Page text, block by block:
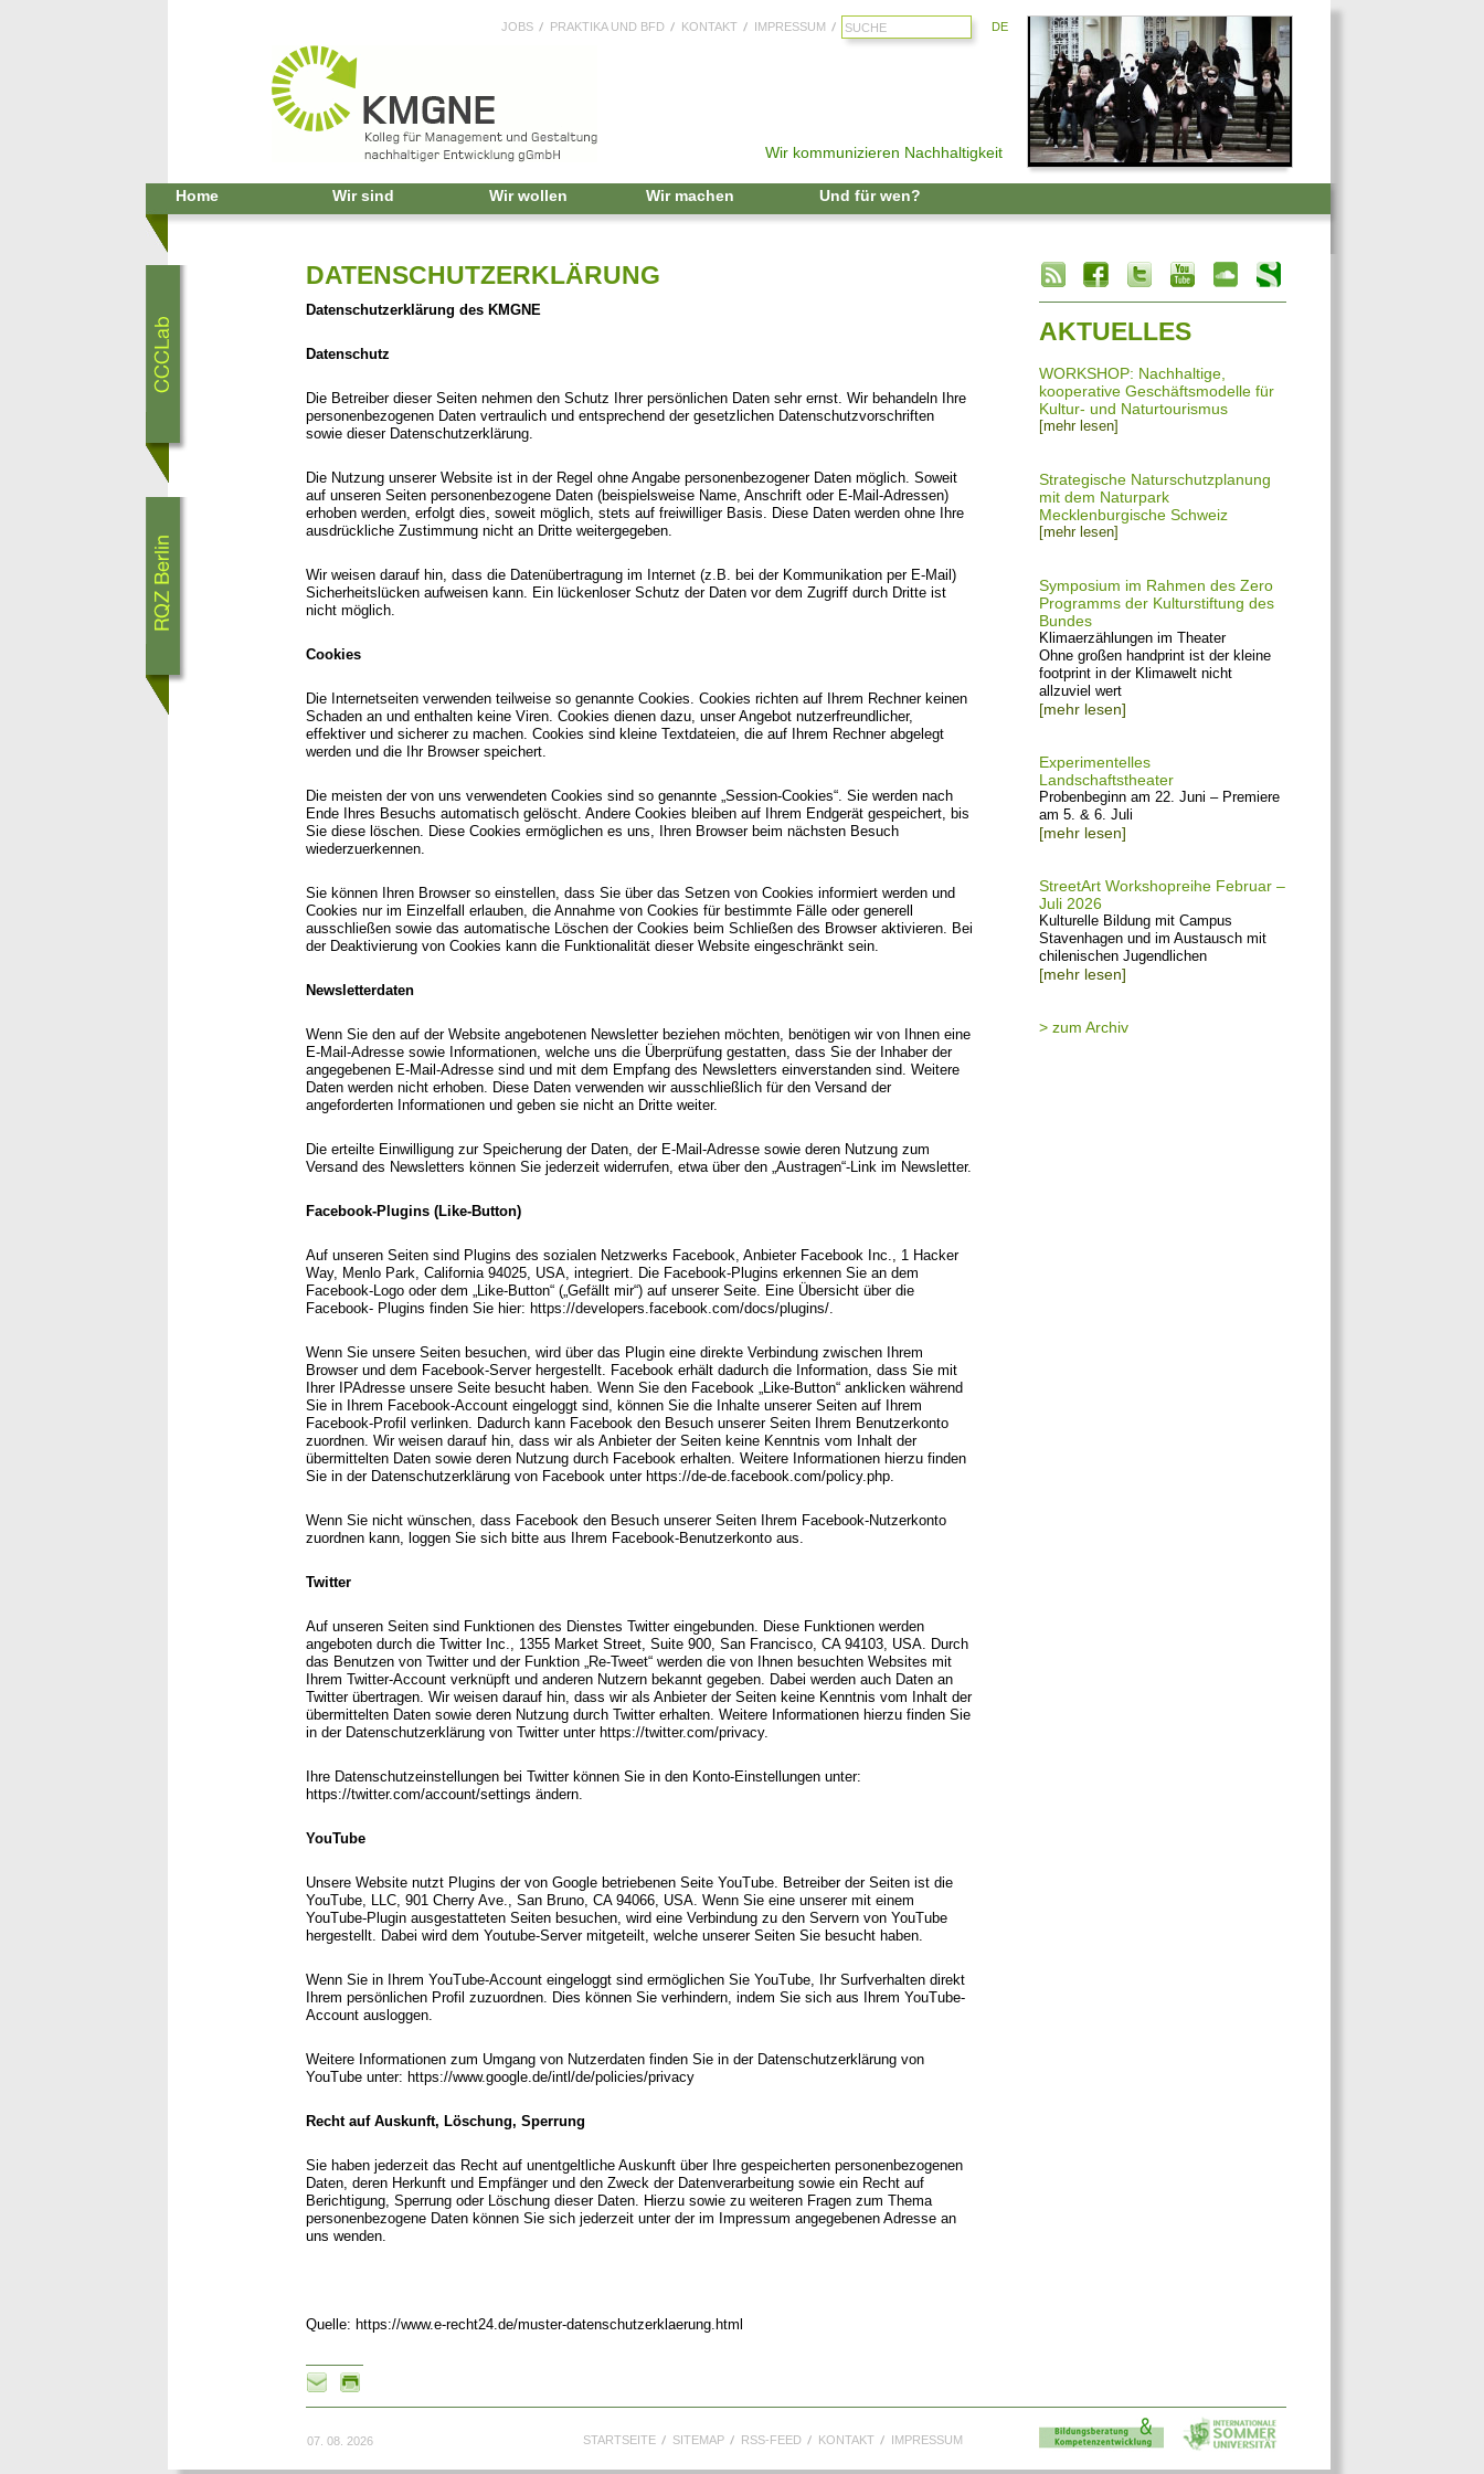
Wir kommunizieren Nachhaltigkeit
JOBS PRAKTIKA UND BFD KONTAKT IMPRESSUM DE
info heading
Zum Inhalt springen
Home Wir sind Wir wollen Wir machen Und für wen?
DATENSCHUTZERKLÄRUNG
Datenschutzerklärung des KMGNE
Datenschutz
Die Betreiber dieser Seiten nehmen den Schutz Ihrer persönlichen Daten sehr ernst. Wir behandeln Ihre
personenbezogenen Daten vertraulich und entsprechend der gesetzlichen Datenschutzvorschriften
sowie dieser Datenschutzerklärung.
Die Nutzung unserer Website ist in der Regel ohne Angabe personenbezogener Daten möglich. Soweit
auf unseren Seiten personenbezogene Daten (beispielsweise Name, Anschrift oder E-Mail-Adressen)
erhoben werden, erfolgt dies, soweit möglich, stets auf freiwilliger Basis. Diese Daten werden ohne Ihre
ausdrückliche Zustimmung nicht an Dritte weitergegeben.
Wir weisen darauf hin, dass die Datenübertragung im Internet (z.B. bei der Kommunikation per E-Mail)
Sicherheitslücken aufweisen kann. Ein lückenloser Schutz der Daten vor dem Zugriff durch Dritte ist
nicht möglich.
Cookies
Die Internetseiten verwenden teilweise so genannte Cookies. Cookies richten auf Ihrem Rechner keinen
Schaden an und enthalten keine Viren. Cookies dienen dazu, unser Angebot nutzerfreundlicher,
effektiver und sicherer zu machen. Cookies sind kleine Textdateien, die auf Ihrem Rechner abgelegt
werden und die Ihr Browser speichert.
Die meisten der von uns verwendeten Cookies sind so genannte „Session-Cookies“. Sie werden nach
Ende Ihres Besuchs automatisch gelöscht. Andere Cookies bleiben auf Ihrem Endgerät gespeichert, bis
Sie diese löschen. Diese Cookies ermöglichen es uns, Ihren Browser beim nächsten Besuch
wiederzuerkennen.
Sie können Ihren Browser so einstellen, dass Sie über das Setzen von Cookies informiert werden und
Cookies nur im Einzelfall erlauben, die Annahme von Cookies für bestimmte Fälle oder generell
ausschließen sowie das automatische Löschen der Cookies beim Schließen des Browser aktivieren. Bei
der Deaktivierung von Cookies kann die Funktionalität dieser Website eingeschränkt sein.
Newsletterdaten
Wenn Sie den auf der Website angebotenen Newsletter beziehen möchten, benötigen wir von Ihnen eine
E-Mail-Adresse sowie Informationen, welche uns die Überprüfung gestatten, dass Sie der Inhaber der
angegebenen E-Mail-Adresse sind und mit dem Empfang des Newsletters einverstanden sind. Weitere
Daten werden nicht erhoben. Diese Daten verwenden wir ausschließlich für den Versand der
angeforderten Informationen und geben sie nicht an Dritte weiter.
Die erteilte Einwilligung zur Speicherung der Daten, der E-Mail-Adresse sowie deren Nutzung zum
Versand des Newsletters können Sie jederzeit widerrufen, etwa über den „Austragen“-Link im Newsletter.
Facebook-Plugins (Like-Button)
Auf unseren Seiten sind Plugins des sozialen Netzwerks Facebook, Anbieter Facebook Inc., 1 Hacker
Way, Menlo Park, California 94025, USA, integriert. Die Facebook-Plugins erkennen Sie an dem
Facebook-Logo oder dem „Like-Button“ („Gefällt mir“) auf unserer Seite. Eine Übersicht über die
Facebook- Plugins finden Sie hier: https://developers.facebook.com/docs/plugins/.
Wenn Sie unsere Seiten besuchen, wird über das Plugin eine direkte Verbindung zwischen Ihrem
Browser und dem Facebook-Server hergestellt. Facebook erhält dadurch die Information, dass Sie mit
Ihrer IPAdresse unsere Seite besucht haben. Wenn Sie den Facebook „Like-Button“ anklicken während
Sie in Ihrem Facebook-Account eingeloggt sind, können Sie die Inhalte unserer Seiten auf Ihrem
Facebook-Profil verlinken. Dadurch kann Facebook den Besuch unserer Seiten Ihrem Benutzerkonto
zuordnen. Wir weisen darauf hin, dass wir als Anbieter der Seiten keine Kenntnis vom Inhalt der
übermittelten Daten sowie deren Nutzung durch Facebook erhalten. Weitere Informationen hierzu finden
Sie in der Datenschutzerklärung von Facebook unter https://de-de.facebook.com/policy.php.
Wenn Sie nicht wünschen, dass Facebook den Besuch unserer Seiten Ihrem Facebook-Nutzerkonto
zuordnen kann, loggen Sie sich bitte aus Ihrem Facebook-Benutzerkonto aus.
Twitter
Auf unseren Seiten sind Funktionen des Dienstes Twitter eingebunden. Diese Funktionen werden
angeboten durch die Twitter Inc., 1355 Market Street, Suite 900, San Francisco, CA 94103, USA. Durch
das Benutzen von Twitter und der Funktion „Re-Tweet“ werden die von Ihnen besuchten Websites mit
Ihrem Twitter-Account verknüpft und anderen Nutzern bekannt gegeben. Dabei werden auch Daten an
Twitter übertragen. Wir weisen darauf hin, dass wir als Anbieter der Seiten keine Kenntnis vom Inhalt der
übermittelten Daten sowie deren Nutzung durch Twitter erhalten. Weitere Informationen hierzu finden Sie
in der Datenschutzerklärung von Twitter unter https://twitter.com/privacy.
Ihre Datenschutzeinstellungen bei Twitter können Sie in den Konto-Einstellungen unter:
https://twitter.com/account/settings ändern.
YouTube
Unsere Website nutzt Plugins der von Google betriebenen Seite YouTube. Betreiber der Seiten ist die
YouTube, LLC, 901 Cherry Ave., San Bruno, CA 94066, USA. Wenn Sie eine unserer mit einem
YouTube-Plugin ausgestatteten Seiten besuchen, wird eine Verbindung zu den Servern von YouTube
hergestellt. Dabei wird dem Youtube-Server mitgeteilt, welche unserer Seiten Sie besucht haben.
Wenn Sie in Ihrem YouTube-Account eingeloggt sind ermöglichen Sie YouTube, Ihr Surfverhalten direkt
Ihrem persönlichen Profil zuzuordnen. Dies können Sie verhindern, indem Sie sich aus Ihrem YouTube-
Account ausloggen.
Weitere Informationen zum Umgang von Nutzerdaten finden Sie in der Datenschutzerklärung von
YouTube unter: https://www.google.de/intl/de/policies/privacy
Recht auf Auskunft, Löschung, Sperrung
Sie haben jederzeit das Recht auf unentgeltliche Auskunft über Ihre gespeicherten personenbezogenen
Daten, deren Herkunft und Empfänger und den Zweck der Datenverarbeitung sowie ein Recht auf
Berichtigung, Sperrung oder Löschung dieser Daten. Hierzu sowie zu weiteren Fragen zum Thema
personenbezogene Daten können Sie sich jederzeit unter der im Impressum angegebenen Adresse an
uns wenden.
Quelle: https://www.e-recht24.de/muster-datenschutzerklaerung.html
AKTUELLES
WORKSHOP: Nachhaltige,
kooperative Geschäftsmodelle für
Kultur- und Naturtourismus
[mehr lesen]
Strategische Naturschutzplanung
mit dem Naturpark
Mecklenburgische Schweiz
[mehr lesen]
Symposium im Rahmen des Zero
Programms der Kulturstiftung des
Bundes
Klimaerzählungen im Theater
Ohne großen handprint ist der kleine
footprint in der Klimawelt nicht
allzuviel wert
[mehr lesen]
Experimentelles
Landschaftstheater
Probenbeginn am 22. Juni – Premiere
am 5. & 6. Juli
[mehr lesen]
StreetArt Workshopreihe Februar –
Juli 2026
Kulturelle Bildung mit Campus
Stavenhagen und im Austausch mit
chilenischen Jugendlichen
[mehr lesen]
> zum Archiv
07. 08. 2026 STARTSEITE SITEMAP RSS-FEED KONTAKT IMPRESSUM